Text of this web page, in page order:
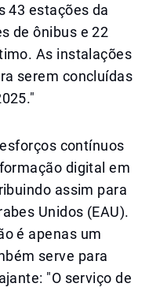
43 estações da
de ônibus e 22
As instalações
serem concluídas
contínuos
digital em
assim para
Unidos (EAU).
é apenas um
serve para
"O serviço de